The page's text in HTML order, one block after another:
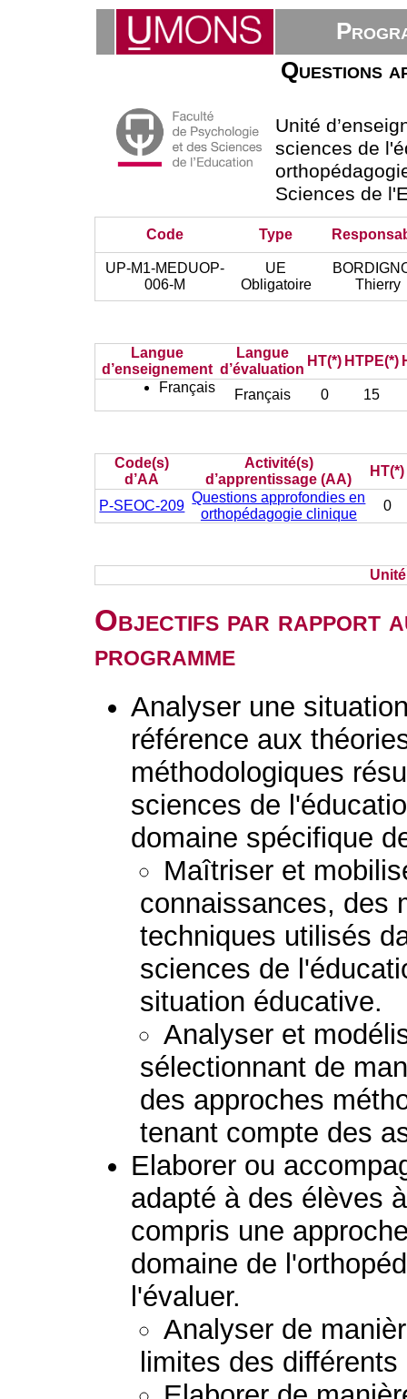
Questions
Unité
sciences de
Sciences de
Code Type
UP-M1-MEDUOP-
006-M
UE
Obligatoire
Thierry
Langue
d’enseignement
Langue
d’évaluation
HT(*) HTPE(*)
Français
Français 0 15
Code(s)
d’AA
Activité(s)
d’apprentissage (AA)
HT(*)
P-SEOC-209
Questions approfondies en
orthopédagogie clinique
0
Objectifs par rapport
programme
Analyser une
référence aux
méthodologiques
sciences de
domaine spécifique
Maîtriser et
connaissances, des
techniques utilisés
sciences de
situation éducative.
Analyser et
sélectionnant de
des approches
tenant compte des
Elaborer ou
adapté à des élèves
compris une
domaine de
l'évaluer.
Analyser de
limites des